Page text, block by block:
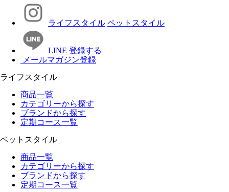
ライフスタイル ペットスタイル
LINE 登録する
メールマガジン登録
ライフスタイル
商品一覧
カテゴリーから探す
ブランドから探す
定期コース一覧
ペットスタイル
商品一覧
カテゴリーから探す
ブランドから探す
定期コース一覧